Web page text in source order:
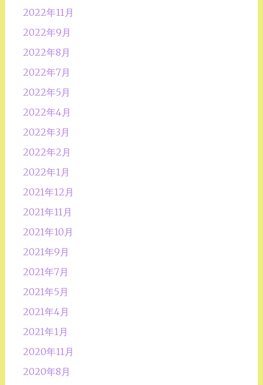
2022年11月
2022年9月
2022年8月
2022年7月
2022年5月
2022年4月
2022年3月
2022年2月
2022年1月
2021年12月
2021年11月
2021年10月
2021年9月
2021年7月
2021年5月
2021年4月
2021年1月
2020年11月
2020年8月